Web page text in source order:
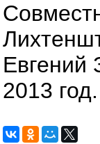
Евгений
2013 год.